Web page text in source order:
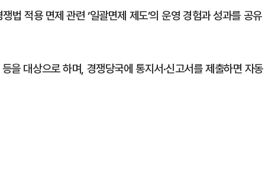
적용 면제 관련 ‘일괄면제 제도’의 운영 경험과 성과를 공유
대상으로 하며, 경쟁당국에 통지서·신고서를 제출하면 자동